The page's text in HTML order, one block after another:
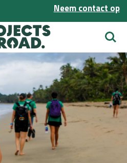
Neem contact op
Zoek